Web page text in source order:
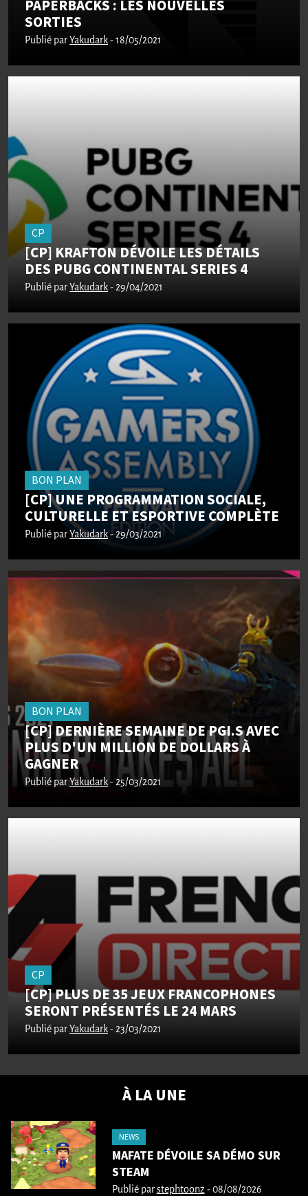
PAPERBACKS : LES NOUVELLES
SORTIES
Publié parYakudark- 18/05/2021
CP
[CP] KRAFTON DÉVOILE LES DÉTAILS
DES PUBG CONTINENTAL SERIES 4
Publié parYakudark- 29/04/2021
BON PLAN
[CP] UNE PROGRAMMATION SOCIALE,
CULTURELLE ET ESPORTIVE COMPLÈTE
Publié parYakudark- 29/03/2021
BON PLAN
[CP] DERNIÈRE SEMAINE DE PGI.S AVEC
PLUS D'UN MILLION DE DOLLARS À
GAGNER
Publié parYakudark- 25/03/2021
CP
[CP] PLUS DE 35 JEUX FRANCOPHONES
SERONT PRÉSENTÉS LE 24 MARS
Publié parYakudark- 23/03/2021
À LA UNE
NEWS
MAFATE DÉVOILE SA DÉMO SUR
STEAM
Publié parstephtoonz - 08/08/2026